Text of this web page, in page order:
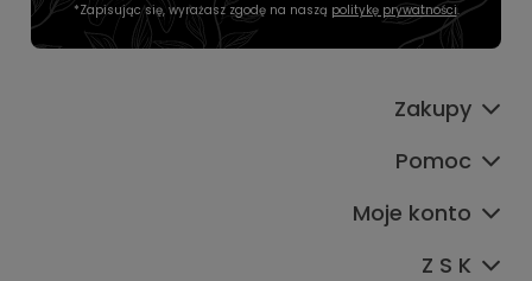
*Zapisując się, wyrażasz zgodę na naszą politykę prywatności.
Zakupy
Pomoc
Moje konto
Z S K